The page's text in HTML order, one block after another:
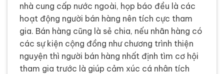
nhà cung cấp nước ngoài, họp báo đều là các
hoạt động người bán hàng nên tích cực tham
gia. Bán hàng cũng là sẻ chia, nếu nhãn hàng có
các sự kiện cộng đồng như chương trình thiện
nguyện thì người bán hàng nhất định tìm cơ hội
tham gia trước là giúp cảm xúc cá nhân tích